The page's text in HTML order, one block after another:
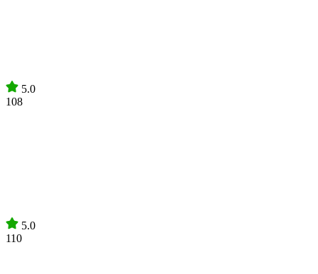
5.0
108
5.0
110